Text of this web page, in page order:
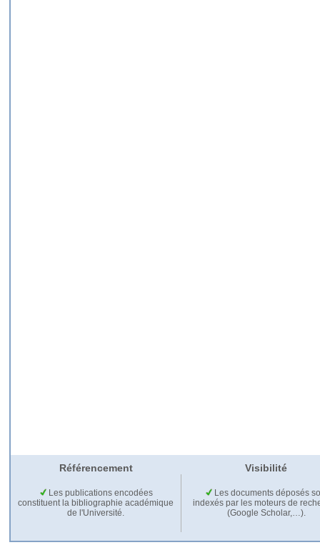
Référencement Visibilité
Les publications encodées
constituent la bibliographie académique
de l'Université.
Les documents déposés
indexés par les moteurs de
(Google Scholar,…).